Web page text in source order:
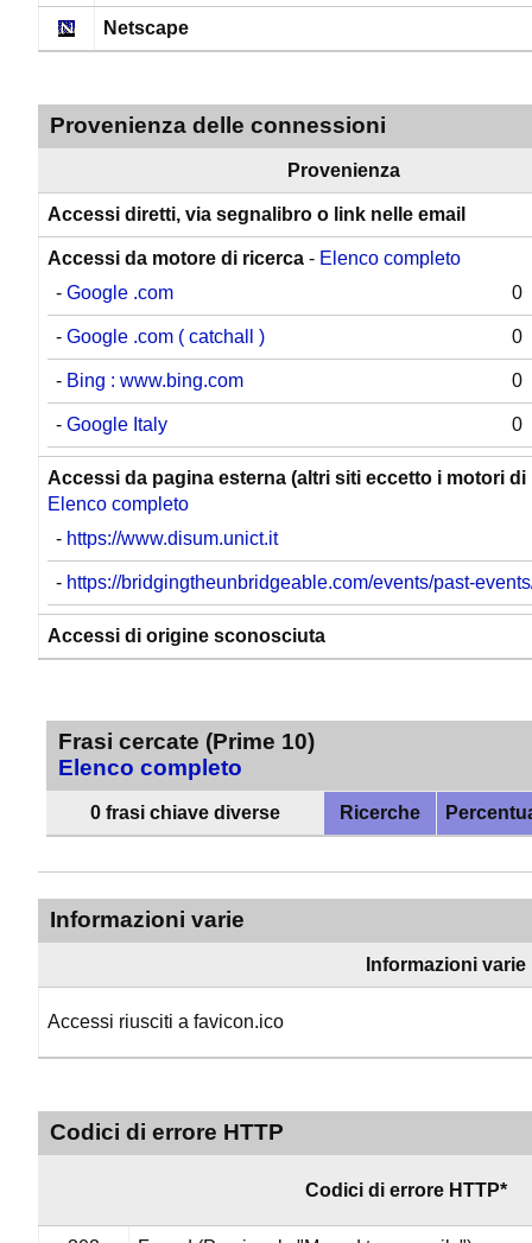
Netscape
Provenienza delle connessioni
Provenienza
Accessi diretti, via segnalibro o link nelle email
Accessi da motore di ricerca - Elenco completo
- Google .com 0
- Google .com ( catchall ) 0
- Bing : www.bing.com 0
- Google Italy 0
Accessi da pagina esterna (altri siti eccetto i motori di
Elenco completo
- https://www.disum.unict.it
- https://bridgingtheunbridgeable.com/events/past-
Accessi di origine sconosciuta
Frasi cercate (Prime 10)
Elenco completo
0 frasi chiave diverse Ricerche
Informazioni varie
Informazioni varie
Accessi riusciti a favicon.ico
Codici di errore HTTP
Codici di errore HTTP*